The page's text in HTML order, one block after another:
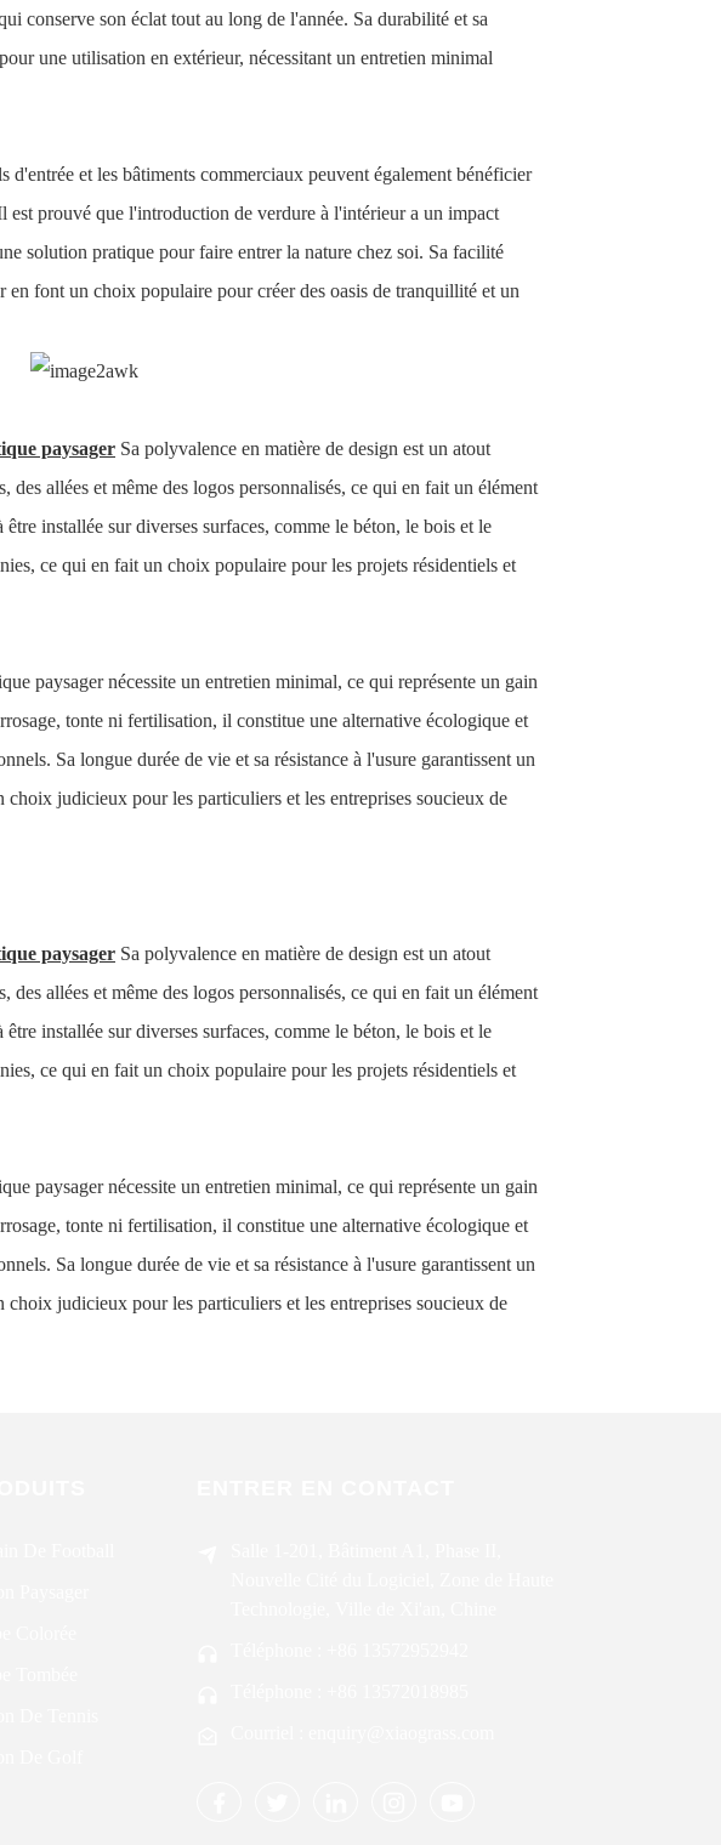
conserve son éclat tout au long de l'année. Sa durabilité et sa
une utilisation en extérieur, nécessitant un entretien minimal
d'entrée et les bâtiments commerciaux peuvent également bénéficier
est prouvé que l'introduction de verdure à l'intérieur a un impact
solution pratique pour faire entrer la nature chez soi. Sa facilité
en font un choix populaire pour créer des oasis de tranquillité et un
paysager Sa polyvalence en matière de design est un atout
des allées et même des logos personnalisés, ce qui en fait un élément
installée sur diverses surfaces, comme le béton, le bois et le
ce qui en fait un choix populaire pour les projets résidentiels et
paysager nécessite un entretien minimal, ce qui représente un gain
tonte ni fertilisation, il constitue une alternative écologique et
Sa longue durée de vie et sa résistance à l'usure garantissent un
judicieux pour les particuliers et les entreprises soucieux de
paysager Sa polyvalence en matière de design est un atout
des allées et même des logos personnalisés, ce qui en fait un élément
installée sur diverses surfaces, comme le béton, le bois et le
ce qui en fait un choix populaire pour les projets résidentiels et
paysager nécessite un entretien minimal, ce qui représente un gain
tonte ni fertilisation, il constitue une alternative écologique et
Sa longue durée de vie et sa résistance à l'usure garantissent un
judicieux pour les particuliers et les entreprises soucieux de